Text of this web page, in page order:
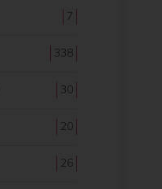
7
338
30
20
26